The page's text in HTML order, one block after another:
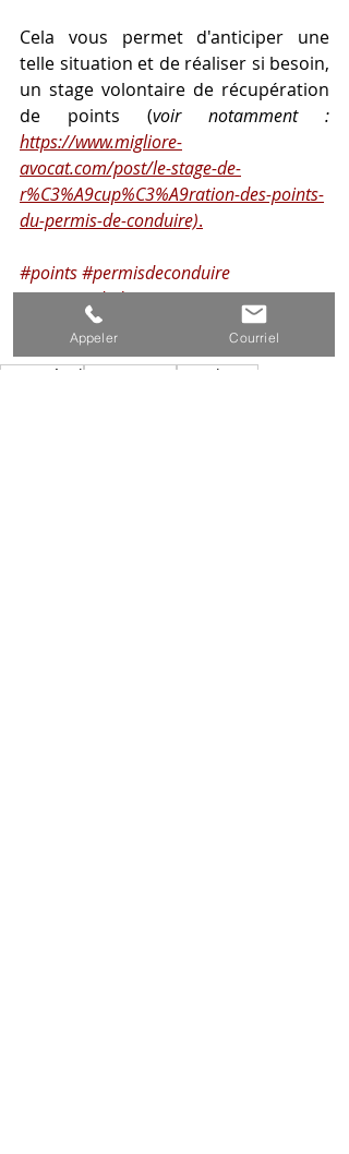
Cela vous permet d'anticiper une
telle situation et de réaliser si besoin,
un stage volontaire de récupération
de points (
https://www.migliore-
avocat.com/post/le-stage-de-
r%C3%A9cup%C3%A9ration-des-points-
du-permis-de-conduire).
#points#permisdeconduire
#pertetotaledespoints
#permisprobatoire
Droit pénal
Circulation
Appeler Courriel